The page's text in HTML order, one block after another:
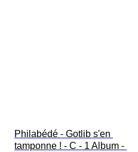
Philabédé - Gotlib s'en
tamponne ! - C - 1 Album -